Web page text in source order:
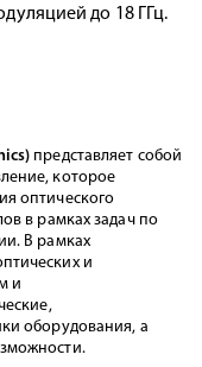
до 18 ГГц.
представляет собой
которое
оптического
в рамках задач по
В рамках
и
и
оборудования, а